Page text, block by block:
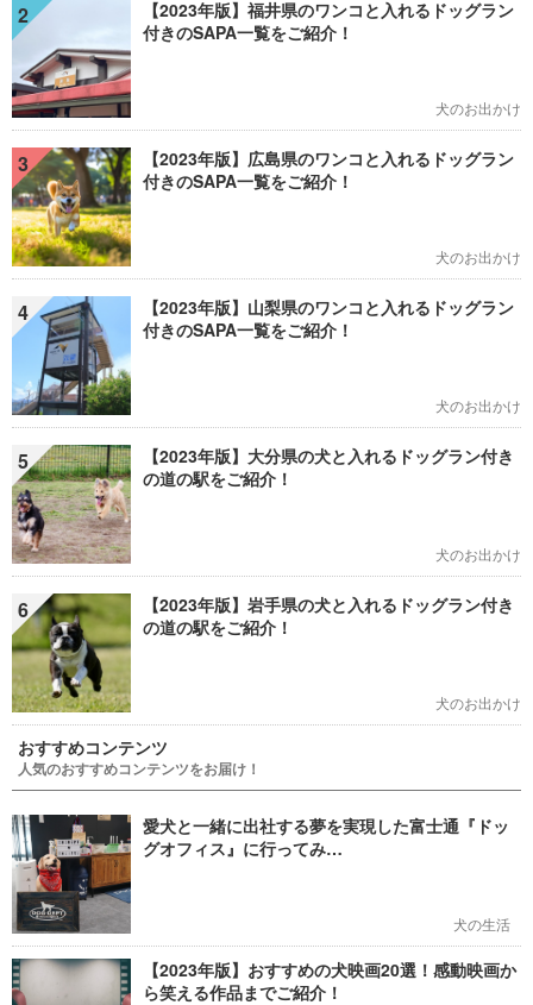
2
【2023年版】福井県のワンコと入れるドッグラン
付きのSAPA一覧をご紹介！
犬のお出かけ
3
【2023年版】広島県のワンコと入れるドッグラン
付きのSAPA一覧をご紹介！
犬のお出かけ
4
【2023年版】山梨県のワンコと入れるドッグラン
付きのSAPA一覧をご紹介！
犬のお出かけ
5
【2023年版】大分県の犬と入れるドッグラン付き
の道の駅をご紹介！
犬のお出かけ
6
【2023年版】岩手県の犬と入れるドッグラン付き
の道の駅をご紹介！
犬のお出かけ
おすすめコンテンツ
人気のおすすめコンテンツをお届け！
愛犬と一緒に出社する夢を実現した富士通『ドッ
グオフィス』に行ってみ…
犬の生活
【2023年版】おすすめの犬映画20選！感動映画か
ら笑える作品までご紹介！